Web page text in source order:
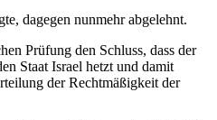
dagegen nunmehr abgelehnt.
Prüfung den Schluss, dass der
Staat Israel hetzt und damit
der Rechtmäßigkeit der